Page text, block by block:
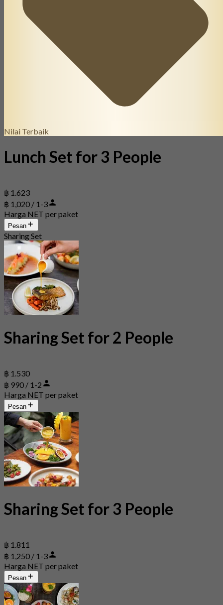
Nilai Terbaik
Lunch Set for 3 People
฿ 1.623
฿ 1,020 / 1-3
Harga NET per paket
Pesan
Sharing Set
Sharing Set for 2 People
฿ 1.530
฿ 990 / 1-2
Harga NET per paket
Pesan
Sharing Set for 3 People
฿ 1.811
฿ 1,250 / 1-3
Harga NET per paket
Pesan